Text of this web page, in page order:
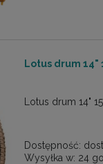
Lotus drum 14"
Lotus drum 14"
Dostępność:
Wysyłka w: 24